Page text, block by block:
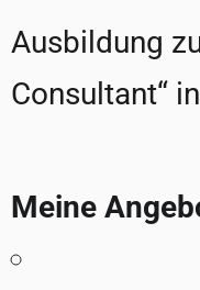
Ausbildung
Consultant“
Meine